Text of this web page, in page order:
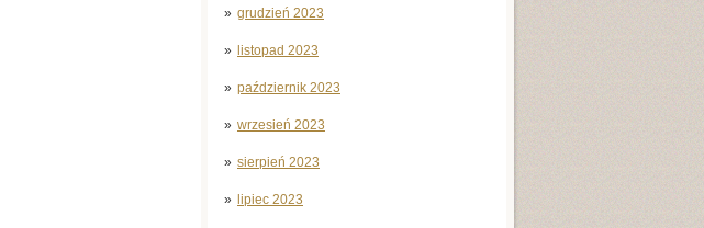
grudzień 2023
listopad 2023
październik 2023
wrzesień 2023
sierpień 2023
lipiec 2023